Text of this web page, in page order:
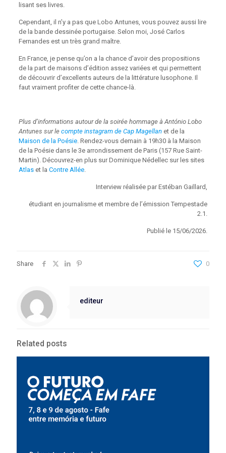
lisant ses livres.
Cependant, il n’y a pas que Lobo Antunes, vous pouvez aussi lire
de la bande dessinée portugaise. Selon moi, José Carlos
Fernandes est un très grand maître.
En France, je pense qu’on a la chance d’avoir des propositions
de la part de maisons d’édition assez variées et qui permettent
de découvrir d’excellents auteurs de la littérature lusophone. Il
faut vraiment profiter de cette chance-là.
Plus d’informations autour de la soirée hommage à António Lobo
Antunes sur le compte instagram de Cap Magellan et de la
Maison de la Poésie. Rendez-vous demain à 19h30 à la Maison
de la Poésie dans le 3e arrondissement de Paris (157 Rue Saint-
Martin). Découvrez-en plus sur Dominique Nédellec sur les sites
Atlas et la Contre Allée.
Interview réalisée par Estéban Gaillard,
étudiant en journalisme et membre de l’émission Tempestade
2.1.
Publié le 15/06/2026.
Share 0
editeur
Related posts